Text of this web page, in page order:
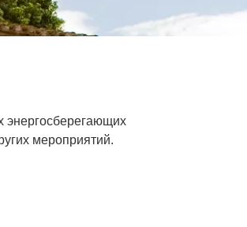
энергосберегающих
мероприятий.